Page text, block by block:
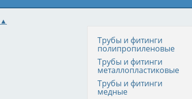
▲
Трубы и фитинги
полипропиленовые
Трубы и фитинги
металлопластиковые
Трубы и фитинги
медные